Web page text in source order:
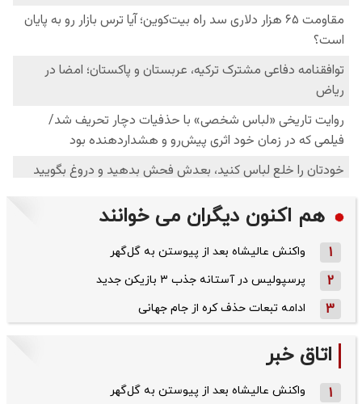
هم اکنون دیگران می خوانند
1 واکنش عالیشاه بعد از پیوستن به گل‌گهر
2 پرسپولیس در آستانه جذب ۳ بازیکن جدید
3 ادامه تبعات حذف کره از جام جهانی
اتاق خبر
1 واکنش عالیشاه بعد از پیوستن به گل‌گهر